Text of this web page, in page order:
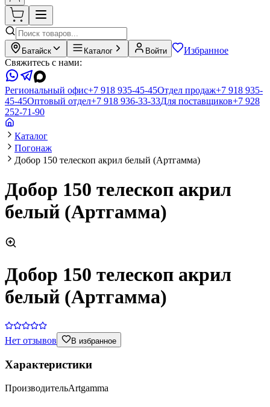
Батайск Каталог Войти
Избранное
Свяжитесь с нами:
Региональный офис+7 918 935-45-45Отдел продаж+7 918 935-
45-45Оптовый отдел+7 918 936-33-33Для поставщиков+7 928
252-71-90
Каталог
Погонаж
Добор 150 телескоп акрил белый (Артгамма)
Добор 150 телескоп акрил
белый (Артгамма)
Добор 150 телескоп акрил
белый (Артгамма)
Нет отзывов В избранное
Характеристики
ПроизводительArtgamma